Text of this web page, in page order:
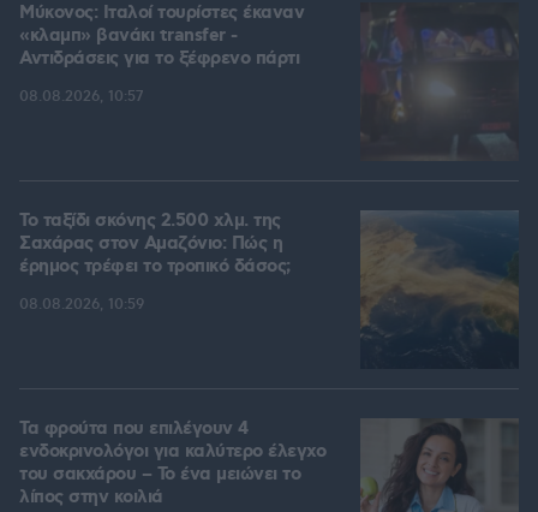
Μύκονος: Ιταλοί τουρίστες έκαναν
«κλαμπ» βανάκι transfer -
Αντιδράσεις για το ξέφρενο πάρτι
08.08.2026, 10:57
Το ταξίδι σκόνης 2.500 χλμ. της
Σαχάρας στον Αμαζόνιο: Πώς η
έρημος τρέφει το τροπικό δάσος;
08.08.2026, 10:59
Τα φρούτα που επιλέγουν 4
ενδοκρινολόγοι για καλύτερο έλεγχο
του σακχάρου – Το ένα μειώνει το
λίπος στην κοιλιά